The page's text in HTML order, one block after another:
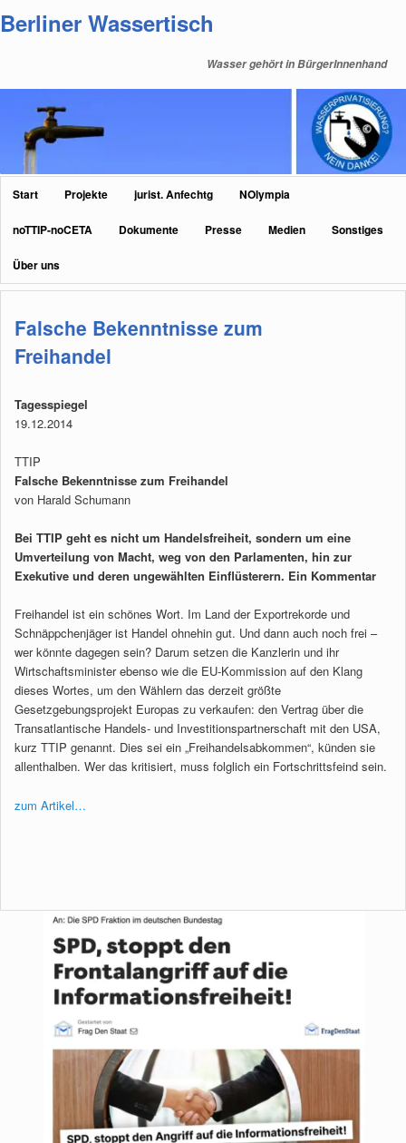
primären
sekundären
Berliner Wassertisch
Wasser gehört in BürgerInnenhand
Hauptmenü
Start Projekte jurist. Anfechtg NOlympia
noTTIP-noCETA Dokumente Presse Medien Sonstiges
Über uns
Falsche Bekenntnisse zum
Freihandel
Tagesspiegel
19.12.2014
TTIP
Falsche Bekenntnisse zum Freihandel
von Harald Schumann
Bei TTIP geht es nicht um Handelsfreiheit, sondern um eine
Umverteilung von Macht, weg von den Parlamenten, hin zur
Exekutive und deren ungewählten Einflüsterern. Ein Kommentar
Freihandel ist ein schönes Wort. Im Land der Exportrekorde und
Schnäppchenjäger ist Handel ohnehin gut. Und dann auch noch frei –
wer könnte dagegen sein? Darum setzen die Kanzlerin und ihr
Wirtschaftsminister ebenso wie die EU-Kommission auf den Klang
dieses Wortes, um den Wählern das derzeit größte
Gesetzgebungsprojekt Europas zu verkaufen: den Vertrag über die
Transatlantische Handels- und Investitionspartnerschaft mit den USA,
kurz TTIP genannt. Dies sei ein „Freihandelsabkommen“, künden sie
allenthalben. Wer das kritisiert, muss folglich ein Fortschrittsfeind sein.
zum Artikel…